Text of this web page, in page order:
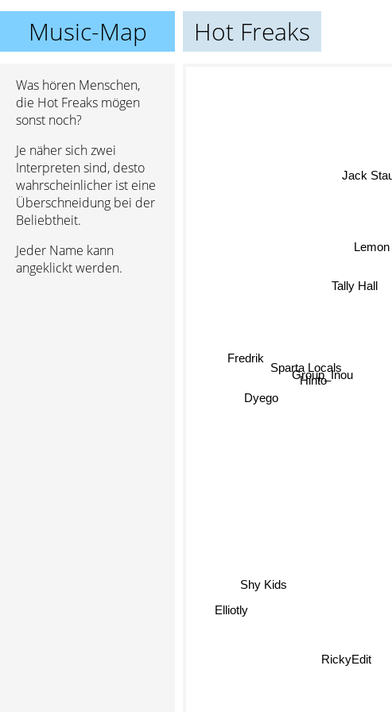
Music-Map Hot Freaks
Was hören Menschen,
die Hot Freaks mögen
sonst noch?
Je näher sich zwei
Interpreten sind, desto
wahrscheinlicher ist eine
Überschneidung bei der
Beliebtheit.
Jeder Name kann
angeklickt werden.
Tally Hall
Group_Inou
Sparta Locals
Jack
Shy Kids
Dyego
RickyEdit
Elliotly
Fredrik